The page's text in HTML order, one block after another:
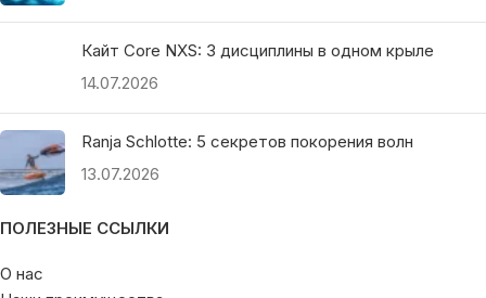
Кайт Core NXS: 3 дисциплины в одном крыле
14.07.2026
Ranja Schlotte: 5 секретов покорения волн
13.07.2026
ПОЛЕЗНЫЕ ССЫЛКИ
О нас